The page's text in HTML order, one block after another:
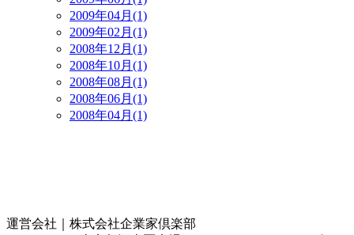
2009年04月(1)
2009年02月(1)
2008年12月(1)
2008年10月(1)
2008年08月(1)
2008年06月(1)
2008年04月(1)
運営会社｜ 株式会社企業家倶楽部